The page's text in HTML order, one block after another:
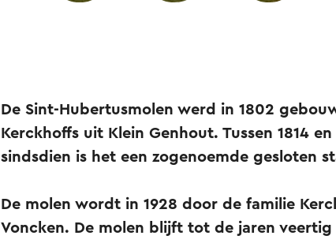
De Sint-Hubertusmolen werd in 1802
Kerckhoffs uit Klein Genhout. Tussen 1814
sindsdien is het een zogenoemde gesloten
De molen wordt in 1928 door de familie
Voncken. De molen blijft tot de jaren